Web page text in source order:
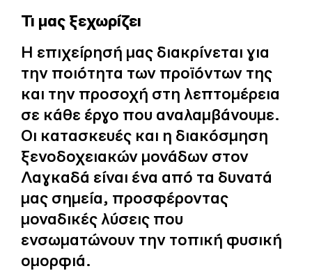
Τι μας ξεχωρίζει
Η επιχείρησή μας διακρίνεται για
την ποιότητα των προϊόντων της
και την προσοχή στη λεπτομέρεια
σε κάθε έργο που αναλαμβάνουμε.
Οι κατασκευές και η διακόσμηση
ξενοδοχειακών μονάδων στον
Λαγκαδά είναι ένα από τα δυνατά
μας σημεία, προσφέροντας
μοναδικές λύσεις που
ενσωματώνουν την τοπική φυσική
ομορφιά.